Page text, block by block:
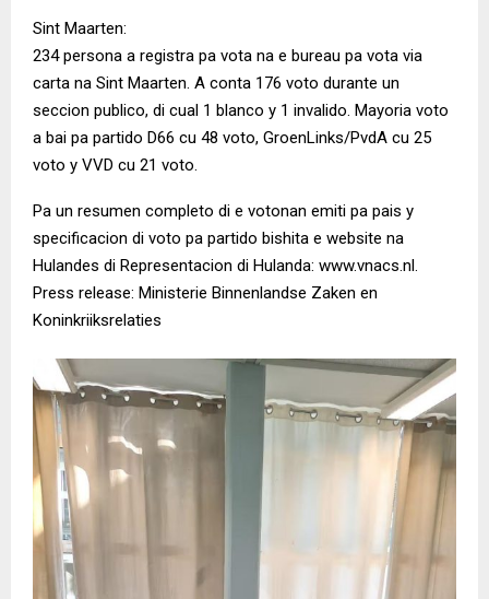
Sint Maarten:
234 persona a registra pa vota na e bureau pa vota via
carta na Sint Maarten. A conta 176 voto durante un
seccion publico, di cual 1 blanco y 1 invalido. Mayoria voto
a bai pa partido D66 cu 48 voto, GroenLinks/PvdA cu 25
voto y VVD cu 21 voto.
Pa un resumen completo di e votonan emiti pa pais y
specificacion di voto pa partido bishita e website na
Hulandes di Representacion di Hulanda: www.vnacs.nl.
Press release: Ministerie Binnenlandse Zaken en
Koninkriiksrelaties